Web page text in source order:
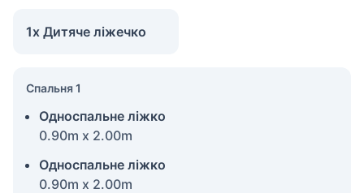
1x Дитяче ліжечко
Спальня 1
Односпальне ліжко
0.90m x 2.00m
Односпальне ліжко
0.90m x 2.00m